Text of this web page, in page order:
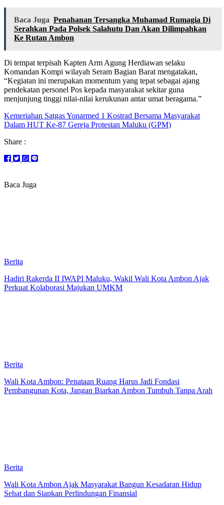
Baca Juga Penahanan Tersangka Muhamad Rumagia Di
Serahkan Pada Polsek Salahutu Dan Akan Dilimpahkan
Ke Rutan Ambon
Di tempat terpisah Kapten Arm Agung Herdiawan selaku
Komandan Kompi wilayah Seram Bagian Barat mengatakan,
“Kegiatan ini merupakan momentum yang tepat sebagai ajang
pendekatan personel Pos kepada masyarakat sekitar guna
menjunjung tinggi nilai-nilai kerukunan antar umat beragama.”
Kemeriahan Satgas Yonarmed 1 Kostrad Bersama Masyarakat
Dalam HUT Ke-87 Gereja Protestan Maluku (GPM)
Share :
Baca Juga
Berita
Hadiri Rakerda II IWAPI Maluku, Wakil Wali Kota Ambon Ajak
Perkuat Kolaborasi Majukan UMKM
Berita
Wali Kota Ambon: Penataan Ruang Harus Jadi Fondasi
Pembangunan Kota, Jangan Biarkan Ambon Tumbuh Tanpa Arah
Berita
Wali Kota Ambon Ajak Masyarakat Bangun Kesadaran Hidup
Sehat dan Siapkan Perlindungan Finansial